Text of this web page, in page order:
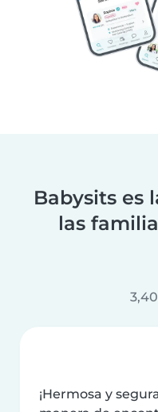
Babysits es
las
¡Hermosa y